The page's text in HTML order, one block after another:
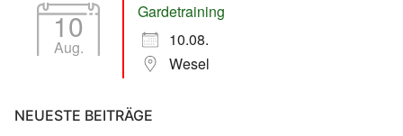
10
Aug.
Gardetraining
10.08.
Wesel
NEUESTE BEITRÄGE